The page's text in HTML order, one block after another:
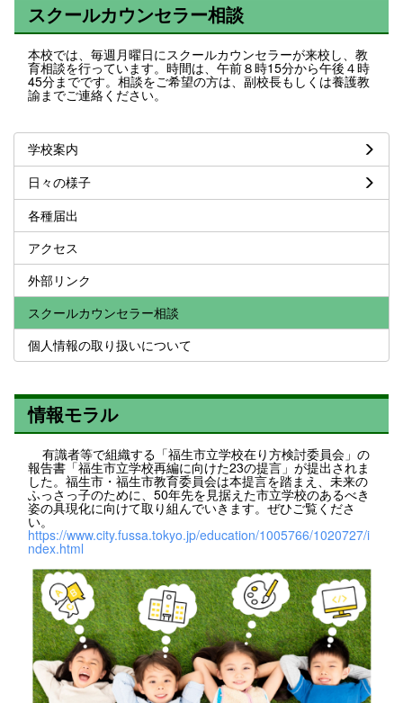
スクールカウンセラー相談
本校では、毎週月曜日にスクールカウンセラーが来校し、教
育相談を行っています。時間は、午前８時15分から午後４時
45分までです。相談をご希望の方は、副校長もしくは養護教
諭までご連絡ください。
学校案内
日々の様子
各種届出
アクセス
外部リンク
スクールカウンセラー相談
個人情報の取り扱いについて
情報モラル
有識者等で組織する「福生市立学校在り方検討委員会」の
報告書「福生市立学校再編に向けた23の提言」が提出されま
した。福生市・福生市教育委員会は本提言を踏まえ、未来の
ふっさっ子のために、50年先を見据えた市立学校のあるべき
姿の具現化に向けて取り組んでいきます。ぜひご覧くださ
い。
https://www.city.fussa.tokyo.jp/education/1005766/1020727/i
ndex.html